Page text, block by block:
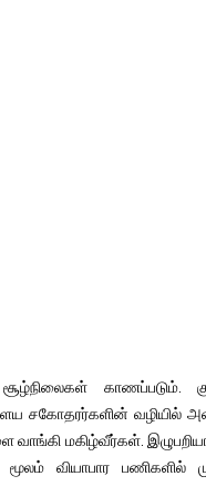
சூழ்நிலைகள் காணப்படும்.
சகோதரர்களின் வழியில்
வாங்கி மகிழ்வீர்கள்.
மூலம் வியாபார பணிகளில்